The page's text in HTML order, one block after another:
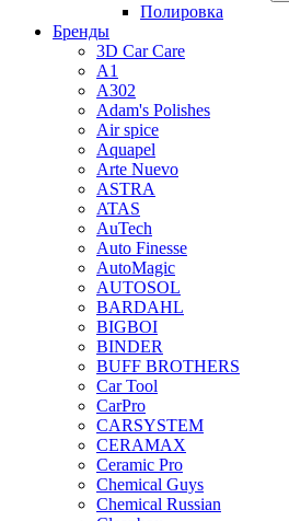
Полировка
Бренды
3D Car Care
A1
A302
Adam's Polishes
Air spice
Aquapel
Arte Nuevo
ASTRA
ATAS
AuTech
Auto Finesse
AutoMagic
AUTOSOL
BARDAHL
BIGBOI
BINDER
BUFF BROTHERS
Car Tool
CarPro
CARSYSTEM
CERAMAX
Ceramic Pro
Chemical Guys
Chemical Russian